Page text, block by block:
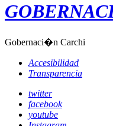
Gobernaci�n Carchi
Accesibilidad
Transparencia
twitter
facebook
youtube